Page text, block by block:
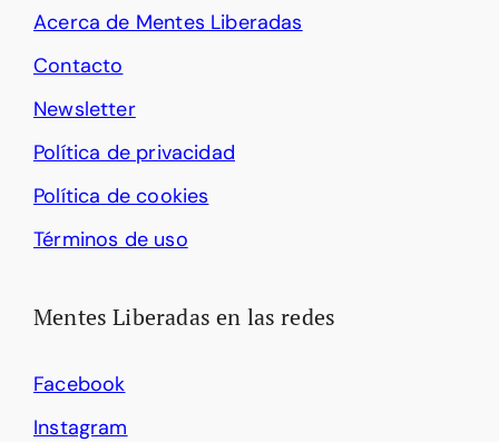
Acerca de Mentes Liberadas
Contacto
Newsletter
Política de privacidad
Política de cookies
Términos de uso
Mentes Liberadas en las redes
Facebook
Instagram